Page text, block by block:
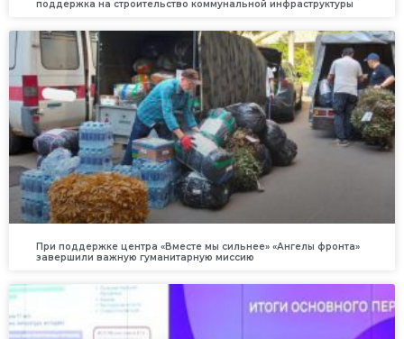
поддержка на строительство коммунальной инфраструктуры
При поддержке центра «Вместе мы сильнее» «Ангелы фронта»
завершили важную гуманитарную миссию